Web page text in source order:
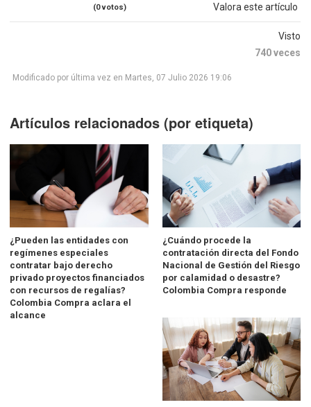
Valora este artículo
(0 votos)
Visto
740 veces
Modificado por última vez en Martes, 07 Julio 2026 19:06
Artículos relacionados (por etiqueta)
¿Pueden las entidades con
regímenes especiales
contratar bajo derecho
privado proyectos financiados
con recursos de regalías?
Colombia Compra aclara el
alcance
¿Cuándo procede la
contratación directa del Fondo
Nacional de Gestión del Riesgo
por calamidad o desastre?
Colombia Compra responde